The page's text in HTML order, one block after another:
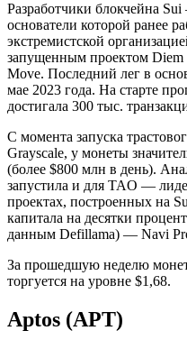
Разработчики блокчейна
основатели которой ранее
экстремистской
запущенным проектом
Move. Последний лег в
мае 2023 года. На старте
достигала 300 тыс.
С момента запуска
Grayscale, у монеты
(более $800 млн в день).
запустила и для TAO —
проектах, построенных на
капитала на десятки
данным Defillama) — Navi
За прошедшую неделю
торгуется на уровне $1,68.
Aptos (APT)